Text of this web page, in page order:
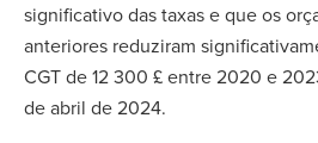
significativo das taxas e que os
anteriores reduziram
CGT de 12 300 £ entre 2020 e
de abril de 2024.